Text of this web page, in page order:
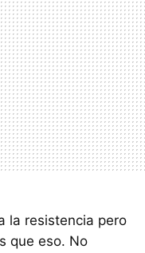
la resistencia pero
que eso. No